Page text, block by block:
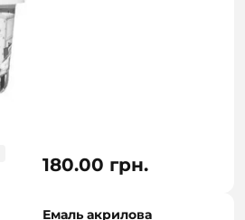
180.00 грн.
Емаль акрилова